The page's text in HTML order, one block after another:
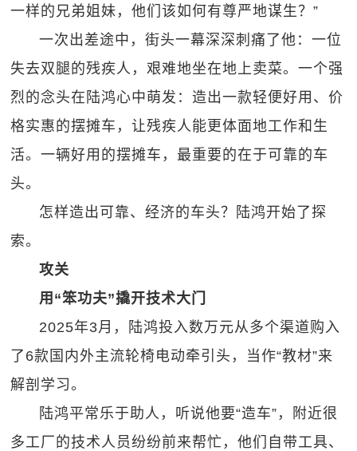
一样的兄弟姐妹，他们该如何有尊严地谋生？”
一次出差途中，街头一幕深深刺痛了他：一位
失去双腿的残疾人，艰难地坐在地上卖菜。一个强
烈的念头在陆鸿心中萌发：造出一款轻便好用、价
格实惠的摆摊车，让残疾人能更体面地工作和生
活。一辆好用的摆摊车，最重要的在于可靠的车
头。
怎样造出可靠、经济的车头？陆鸿开始了探
索。
攻关
用“笨功夫”撬开技术大门
2025年3月，陆鸿投入数万元从多个渠道购入
了6款国内外主流轮椅电动牵引头，当作“教材”来
解剖学习。
陆鸿平常乐于助人，听说他要“造车”，附近很
多工厂的技术人员纷纷前来帮忙，他们自带工具、